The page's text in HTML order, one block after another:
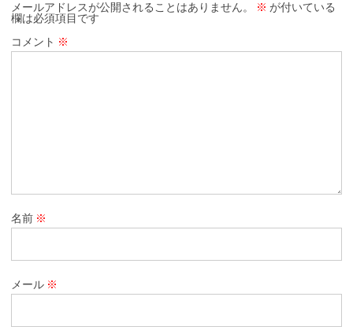
メールアドレスが公開されることはありません。 ※ が付いている
欄は必須項目です
コメント ※
名前 ※
メール ※